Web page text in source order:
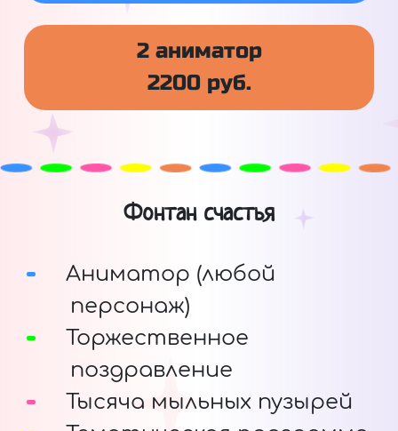
2 аниматор
2200 руб.
Фонтан счастья
Аниматор (любой
персонаж)
Торжественное
поздравление
Тысяча мыльных пузырей